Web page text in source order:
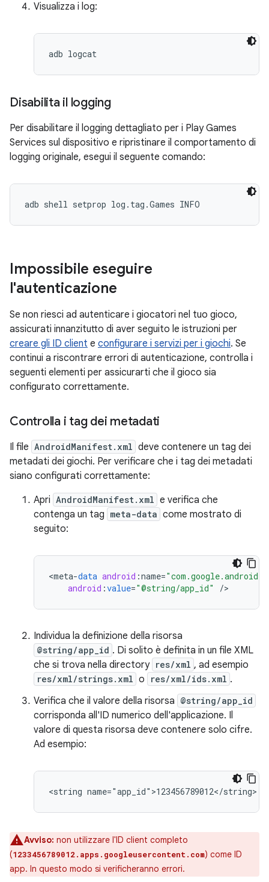
Visualizza i log:
adb logcat
Disabilita il logging
Per disabilitare il logging dettagliato per i Play Games
Services sul dispositivo e ripristinare il comportamento di
logging originale, esegui il seguente comando:
adb shell setprop log.tag.Games INFO
Impossibile eseguire
l'autenticazione
Se non riesci ad autenticare i giocatori nel tuo gioco,
assicurati innanzitutto di aver seguito le istruzioni per
creare gli ID client e configurare i servizi per i giochi. Se
continui a riscontrare errori di autenticazione, controlla i
seguenti elementi per assicurarti che il gioco sia
configurato correttamente.
Controlla i tag dei metadati
Il file AndroidManifest.xml deve contenere un tag dei
metadati dei giochi. Per verificare che i tag dei metadati
siano configurati correttamente:
Apri AndroidManifest.xml e verifica che
contenga un tag meta-data come mostrato di
seguito:
<meta-data android :name=
android :value="@string/app_id" /
Individua la definizione della risorsa
@string/app_id . Di solito è definita in un file XML
che si trova nella directory res/xml , ad esempio
res/xml/strings.xml o res/xml/ids.xml .
Verifica che il valore della risorsa @string/app_id
corrisponda all'ID numerico dell'applicazione. Il
valore di questa risorsa deve contenere solo cifre.
Ad esempio:
Avviso: non utilizzare l'ID client completo
(1233456789012.apps.googleusercontent.com) come ID
app. In questo modo si verificheranno errori.